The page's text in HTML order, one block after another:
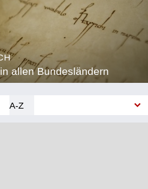
allen Bundesländern
A-Z